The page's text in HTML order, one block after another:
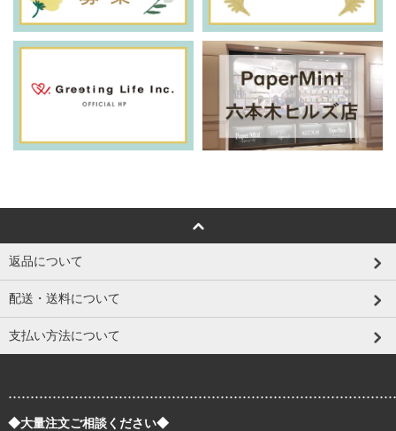
返品について
配送・送料について
支払い方法について
◆大量注文ご相談ください◆